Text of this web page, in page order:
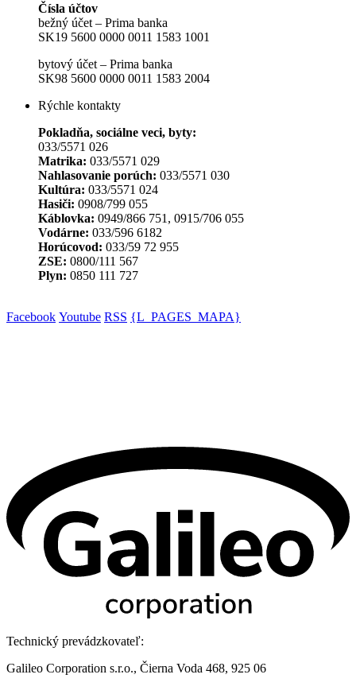
Čísla účtov
bežný účet – Prima banka
SK19 5600 0000 0011 1583 1001
bytový účet – Prima banka
SK98 5600 0000 0011 1583 2004
Rýchle kontakty
Pokladňa, sociálne veci, byty:
033/5571 026
Matrika: 033/5571 029
Nahlasovanie porúch: 033/5571 030
Kultúra: 033/5571 024
Hasiči: 0908/799 055
Káblovka: 0949/866 751, 0915/706 055
Vodárne: 033/596 6182
Horúcovod: 033/59 72 955
ZSE: 0800/111 567
Plyn: 0850 111 727
Facebook Youtube RSS {L_PAGES_MAPA}
Technický prevádzkovateľ:
Galileo Corporation s.r.o., Čierna Voda 468, 925 06